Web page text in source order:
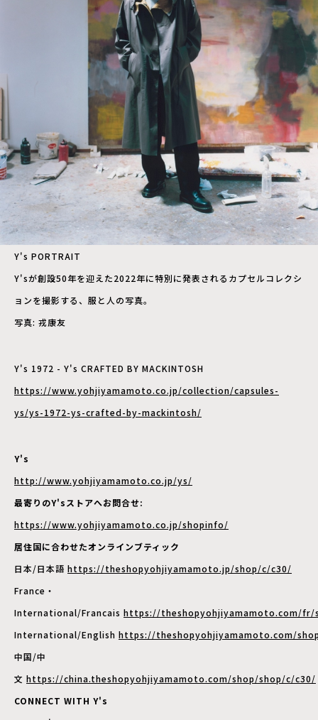
Y's PORTRAIT
Y'sが創設50年を迎えた2022年に特別に発表されるカプセルコレクシ
ョンを撮影する、服と人の写真。
写真: 戎康友
Y's 1972 - Y's CRAFTED BY MACKINTOSH
https://www.yohjiyamamoto.co.jp/collection/capsules-
ys/ys-1972-ys-crafted-by-mackintosh/
Y's
http://www.yohjiyamamoto.co.jp/ys/
最寄りのY'sストアへお問合せ:
https://www.yohjiyamamoto.co.jp/shopinfo/
居住国に合わせたオンラインブティック
日本/日本語 https://theshopyohjiyamamoto.jp/shop/c/c30/
France・
International/Francais https://theshopyohjiyamamoto.com/fr/
International/English https://theshopyohjiyamamoto.com/
中国/中
文 https://china.theshopyohjiyamamoto.com/shop/shop/c/c30/
CONNECT WITH Y's